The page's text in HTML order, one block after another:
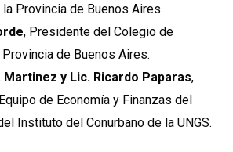
Provincia de Buenos Aires.
, Presidente del Colegio de
de Buenos Aires.
Martinez y Lic. Ricardo Paparas,
de Economía y Finanzas del
Instituto del Conurbano de la UNGS.